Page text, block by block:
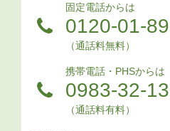
固定電話からは
0120-01-
（通話料無料）
携帯電話・PHSからは
0983-32-
（通話料有料）